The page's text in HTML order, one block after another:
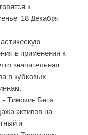
к
18 Декабря
в применении к
значительная
в кубковых
- Tимозин Бета
активов на
и